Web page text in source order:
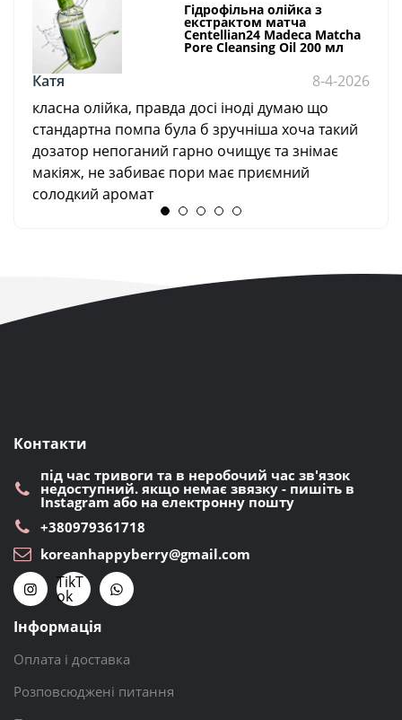
Гідрофільна олійка з
екстрактом матча
Centellian24 Madeca Matcha
Pore Cleansing Oil 200 мл
Катя
8-4-2026
класна олійка, правда досі іноді думаю що
стандартна помпа була б зручніша хоча такий
дозатор непоганий гарно очищує та знімає
макіяж, не забиває пори має приємний
солодкий аромат
Контакти
під час тривоги та в неробочий час зв'язок
недоступний. якщо немає звязку - пишіть в
Instagram або на електронну пошту
+380979361718
koreanhappyberry@gmail.com
TikT
ok
Інформація
Оплата і доставка
Розповсюджені питання